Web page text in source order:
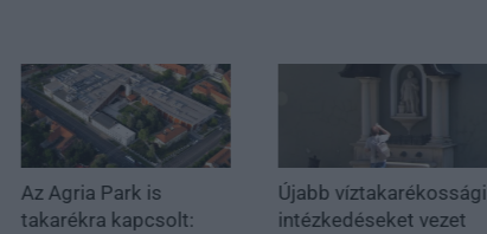
Az Agria Park is
takarékra kapcsolt:
Újabb víztakarékossági
intézkedéseket vezet